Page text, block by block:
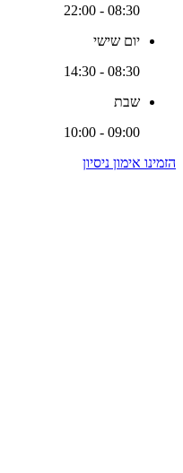
08:30 - 22:00
יום שישי
08:30 - 14:30
שבת
09:00 - 10:00
הזמינו אימון ניסיון